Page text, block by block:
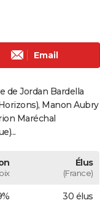
Email
de Jordan Bardella
Manon Aubry
Maréchal
Élus
(France)
30 élus